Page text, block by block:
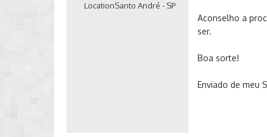
LocationSanto André - SP
Aconselho a
ser.
Boa sorte!
Enviado de meu